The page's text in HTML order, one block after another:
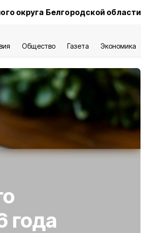
округа Белгородской области
Общество Газета Экономика
года